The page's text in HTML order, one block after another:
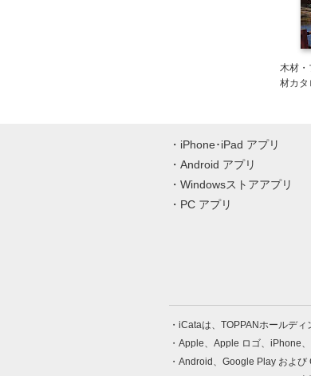
木材・
材カタ
iPhone･iPad アプリ
Android アプリ
Windowsストアアプリ
PC アプリ
iCataは、TOPPANホールディ
Apple、Apple ロゴ、iPhone
Android、Google Play および